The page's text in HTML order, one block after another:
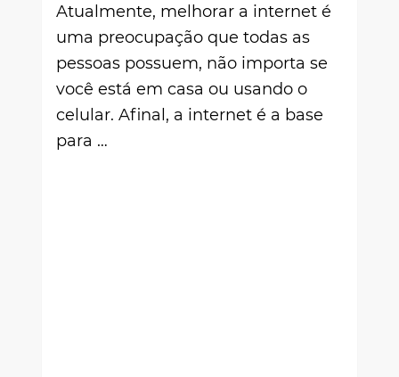
Atualmente, melhorar a internet é
uma preocupação que todas as
pessoas possuem, não importa se
você está em casa ou usando o
celular. Afinal, a internet é a base
para …